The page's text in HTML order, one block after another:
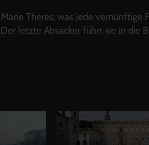
Theres, was jede vernünftige
letzte Absacker führt sie in die